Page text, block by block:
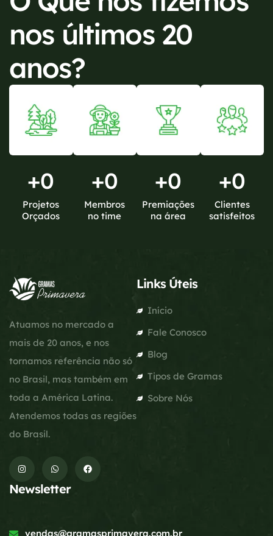
nos últimos 20
anos?
+0
Projetos
Orçados
+0
Membros
no time
+0
Premiações
na área
+0
Clientes
satisfeitos
Atuamos no mercado a
mais de 20 anos, e nos
tornamos referência não só
no Brasil, mas também em
toda a América Latina.
Atendemos todas as regiões
do Brasil.
Links Úteis
Início
Fale Conosco
Blog
Tipos de Gramas
Sobre Nós
Newsletter
vendas@gramasprimavera.com.br